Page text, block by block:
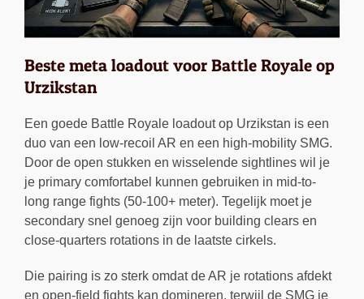
Beste meta loadout voor Battle Royale op
Urzikstan
Een goede Battle Royale loadout op Urzikstan is een
duo van een low-recoil AR en een high-mobility SMG.
Door de open stukken en wisselende sightlines wil je
je primary comfortabel kunnen gebruiken in mid-to-
long range fights (50-100+ meter). Tegelijk moet je
secondary snel genoeg zijn voor building clears en
close-quarters rotations in de laatste cirkels.
Die pairing is zo sterk omdat de AR je rotations afdekt
en open-field fights kan domineren, terwijl de SMG je